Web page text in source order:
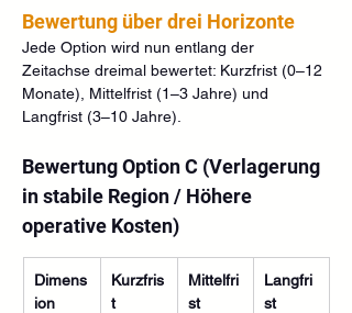
Bewertung über drei Horizonte
Jede Option wird nun entlang der
Zeitachse dreimal bewertet: Kurzfrist (0–12
Monate), Mittelfrist (1–3 Jahre) und
Langfrist (3–10 Jahre).
Bewertung Option C (Verlagerung
in stabile Region / Höhere
operative Kosten)
Dimens
ion
Kurzfris
t
Mittelfri
st
Langfri
st